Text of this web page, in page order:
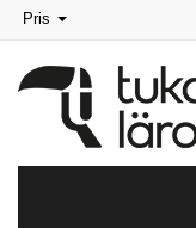
Toggle
navigation
Pris